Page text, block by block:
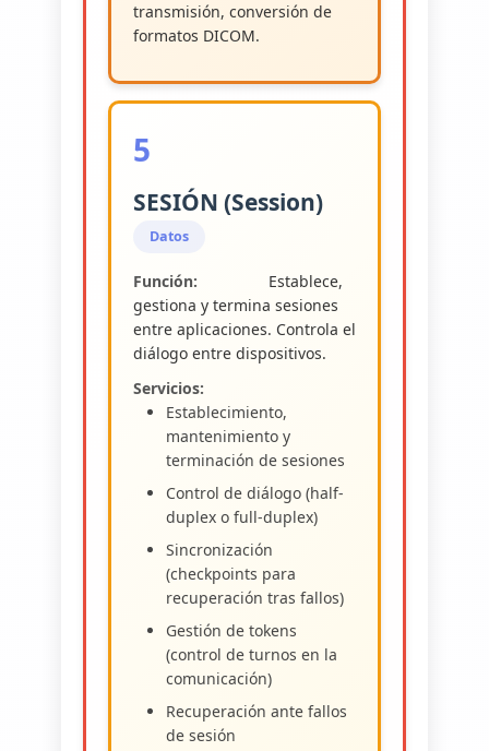
transmisión, conversión de
formatos DICOM.
5
SESIÓN (Session)
Datos
Función:
Establece,
gestiona y termina sesiones
entre aplicaciones. Controla el
diálogo entre dispositivos.
Servicios:
Establecimiento,
mantenimiento y
terminación de sesiones
Control de diálogo (half-
duplex o full-duplex)
Sincronización
(checkpoints para
recuperación tras fallos)
Gestión de tokens
(control de turnos en la
comunicación)
Recuperación ante fallos
de sesión